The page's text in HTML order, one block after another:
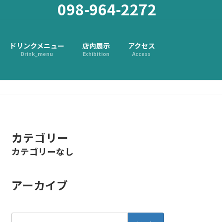
098-964-2272
ドリンクメニュー
Drink_menu
店内展示
Exhibition
アクセス
Access
カテゴリー
カテゴリーなし
アーカイブ